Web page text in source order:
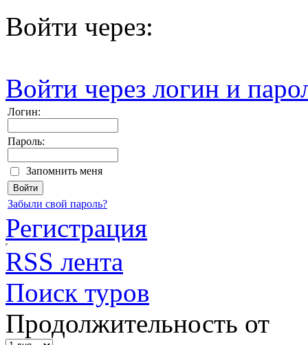
Войти через:
Войти через логин и
Логин:
Пароль:
Запомнить меня
Забыли свой пароль?
Регистрация
RSS лента
Поиск туров
Продолжительность от